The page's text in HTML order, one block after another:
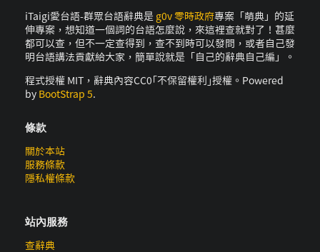
iTaigi愛台語-群眾台語辭典是 g0v 零時政府專案「萌典」的延
伸專案，想知道一個詞的台語怎麼說，來這裡查就對了！甚麼
都可以查，但不一定查得到，查不到時可以發問，或者自己發
明台語講法貢獻給大家，簡單說就是「自己的辭典自己編」。
程式授權 MIT，辭典內容CC0｢不保留權利｣授權。Powered
by BootStrap 5.
條款
關於本站
服務條款
隱私權條款
站內服務
查辭典